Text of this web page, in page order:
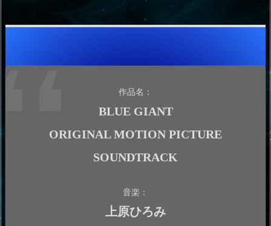
作品名：
BLUE GIANT
ORIGINAL MOTION PICTURE
SOUNDTRACK
音楽：
上原ひろみ